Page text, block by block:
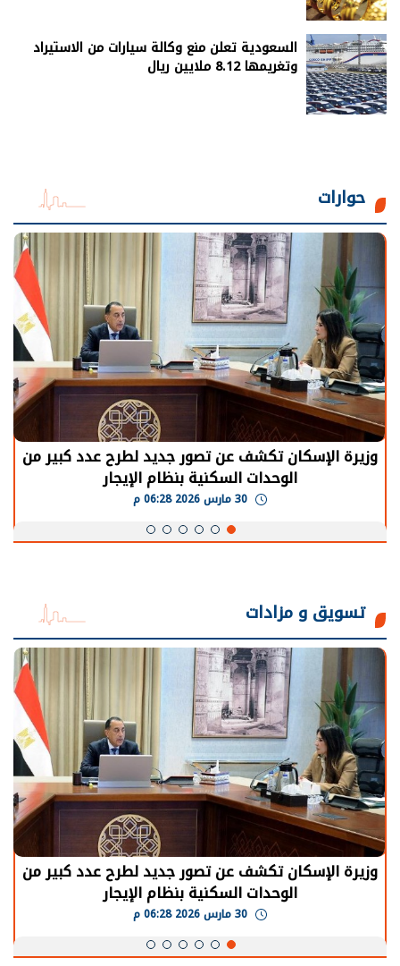
السعودية تعلن منع وكالة سيارات من الاستيراد
وتغريمها 8.12 ملايين ريال
حوارات
وزيرة الإسكان تكشف عن تصور جديد لطرح عدد كبير من
الوحدات السكنية بنظام الإيجار
تسويق و مزادات
وزيرة الإسكان تكشف عن تصور جديد لطرح عدد كبير من
الوحدات السكنية بنظام الإيجار